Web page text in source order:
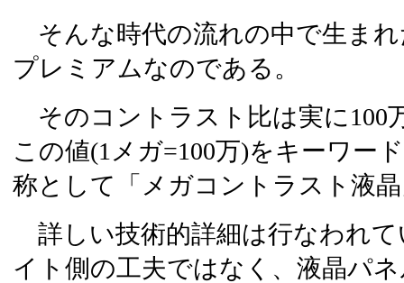
そんな時代の流れの中で生ま
プレミアムなのである。
そのコントラスト比は実に100
この値(1メガ=100万)をキーワー
称として「メガコントラスト液
詳しい技術的詳細は行なわれ
イト側の工夫ではなく、液晶パ